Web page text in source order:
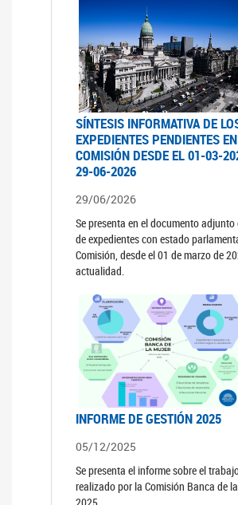
SÍNTESIS INFORMATIVA DE
EXPEDIENTES PENDIENTES
COMISIÓN DESDE EL 01-03-
29-06-2026
29/06/2026
Se presenta en el documento
de expedientes con estado
Comisión, desde el 01 de marzo de
actualidad.
INFORME DE GESTIÓN 2025
05/12/2025
Se presenta el informe sobre el
realizado por la Comisión Banca de